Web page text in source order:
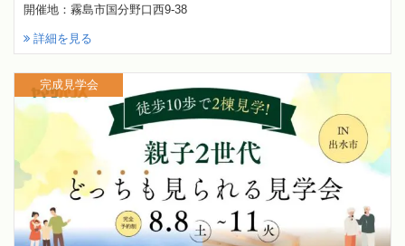
開催地：霧島市国分野口西9-38
詳細を見る
完成見学会